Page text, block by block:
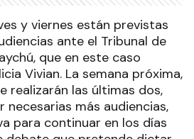
y viernes están previstas
ante el Tribunal de
que en este caso
Vivian. La semana próxima,
realizarán las últimas dos,
necesarias más audiencias,
para continuar en los días